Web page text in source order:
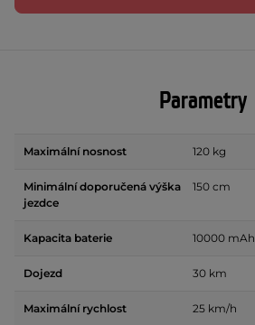
Parametry
Maximální nosnost 120 kg
Minimální doporučená výška
jezdce
150 cm
Kapacita baterie 10000 mAh
Dojezd 30 km
Maximální rychlost 25 km/h